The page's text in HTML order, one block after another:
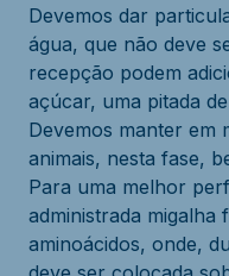
Devemos dar
água, que não deve
recepção podem
açúcar, uma pitada
Devemos manter em
animais, nesta fase,
Para uma melhor
administrada migalha
aminoácidos, onde,